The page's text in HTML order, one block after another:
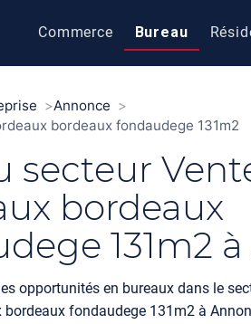
Commerce Bureau
Annonce
bordeaux fondaudege 131m2
secteur
bordeaux
131m2
opportunités en bureaux dans le
bordeaux fondaudege 131m2 à